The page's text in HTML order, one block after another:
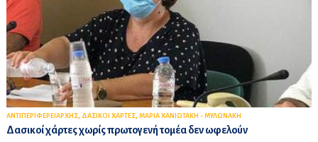
ΑΝΤΙΠΕΡΙΦΕΡΕΙΑΡΧΗΣ, ΔΑΣΙΚΟΙ ΧΑΡΤΕΣ, ΜΑΡΙΑ ΧΑΝΙΩΤΑΚΗ - ΜΥΛΩΝΑΚΗ
Δασικοί χάρτες χωρίς πρωτογενή τομέα δεν ωφελούν